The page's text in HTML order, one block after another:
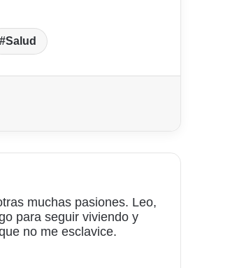
Salud
muchas pasiones. Leo,
para seguir viviendo y
no me esclavice.